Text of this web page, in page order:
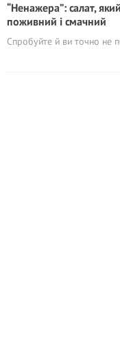
“Ненажера”: салат,
поживний і смачний
Спробуйте й ви точно не